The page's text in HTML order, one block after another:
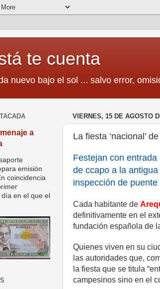
te cuenta
nuevo bajo el sol ... salvo error,
VIERNES, 15 DE AGOSTO
La fiesta ‘nacional’
Festejan con entrada
de ccapo a la antigua
inspección de puente
Cada habitante de
definitivamente en el
fundación española de
Quienes viven en su
las autoridades que,
la fiesta que se titula
campesinos sino en el
a
emisión
coincidencia
en el que el